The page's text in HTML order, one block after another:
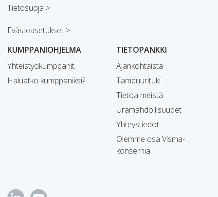
Tietosuoja >
Evästeasetukset >
KUMPPANIOHJELMA
Yhteistyökumppanit
Haluatko kumppaniksi?
TIETOPANKKI
Ajankohtaista
Tampuurituki
Tietoa meistä
Uramahdollisuudet
Yhteystiedot
Olemme osa Visma-
konsernia